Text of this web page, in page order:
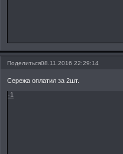
Поделиться08.11.2016 22:29:14
Сережа оплатил за 2шт.
-1